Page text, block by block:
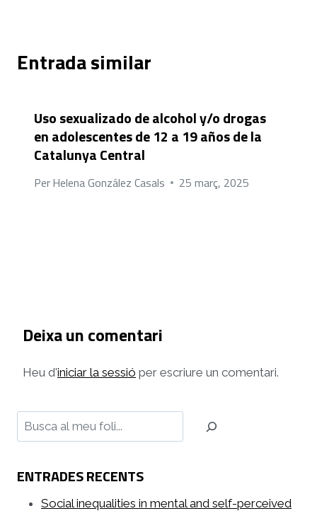
Entrada similar
Uso sexualizado de alcohol y/o drogas
en adolescentes de 12 a 19 años de la
Catalunya Central
PerHelena González Casals 25 març, 2025
Deixa un comentari
Heu d'iniciar la sessió per escriure un comentari.
Cerca
ENTRADES RECENTS
Social inequalities in mental and self-perceived